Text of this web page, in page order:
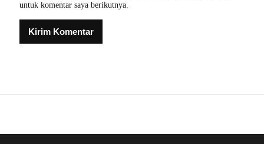
untuk komentar saya berikutnya.